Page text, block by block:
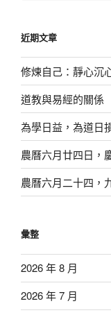
字:
近期文章
修煉自己：靜心沉
道教與易經的關係
為學日益，為道日
農曆六月廿四日，
農曆六月二十四，
彙整
2026 年 8 月
2026 年 7 月